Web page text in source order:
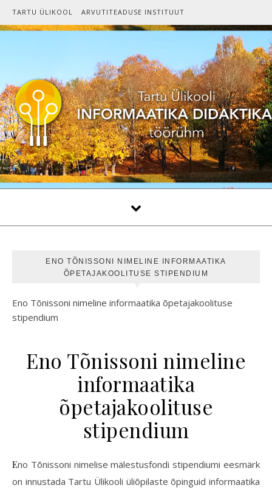
Skip to content
TARTU ÜLIKOOL ARVUTITEADUSE INSTITUUT
ENO TÕNISSONI NIMELINE INFORMAATIKA
ÕPETAJAKOOLITUSE STIPENDIUM
Eno Tõnissoni nimeline informaatika õpetajakoolituse
stipendium
Eno Tõnissoni nimeline
informaatika
õpetajakoolituse
stipendium
Eno Tõnissoni nimelise mälestusfondi stipendiumi eesmärk
on innustada Tartu Ülikooli üliõpilaste õpinguid informaatika